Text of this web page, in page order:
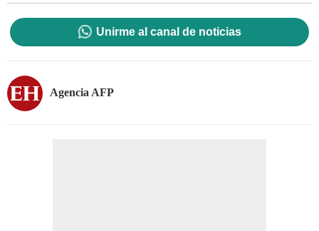
Unirme al canal de noticias
Agencia AFP